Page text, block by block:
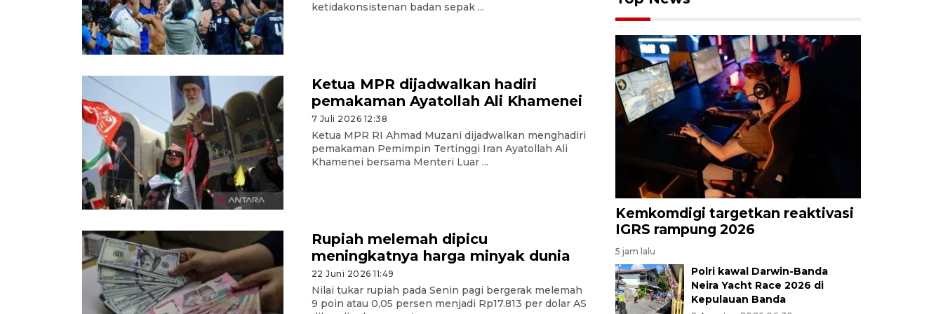
ketidakonsistenan badan sepak ...
Ketua MPR dijadwalkan hadiri
pemakaman Ayatollah Ali Khamenei
7 Juli 2026 12:38
Ketua MPR RI Ahmad Muzani dijadwalkan menghadiri
pemakaman Pemimpin Tertinggi Iran Ayatollah Ali
Khamenei bersama Menteri Luar ...
Rupiah melemah dipicu
meningkatnya harga minyak dunia
22 Juni 2026 11:49
Nilai tukar rupiah pada Senin pagi bergerak melemah
9 poin atau 0,05 persen menjadi Rp17.813 per dolar AS
Kemkomdigi targetkan reaktivasi
IGRS rampung 2026
5 jam lalu
Polri kawal Darwin-Banda
Neira Yacht Race 2026 di
Kepulauan Banda